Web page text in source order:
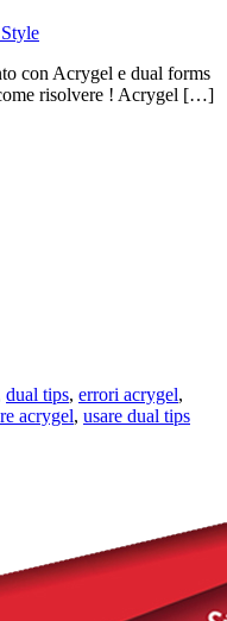
con Acrygel e dual forms
risolvere !​ Acrygel […]
dual tips, errori acrygel,
acrygel, usare dual tips